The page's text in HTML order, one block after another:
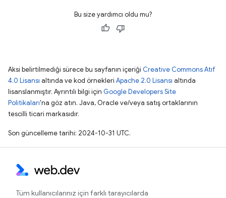
Bu size yardımcı oldu mu?
Aksi belirtilmediği sürece bu sayfanın içeriği Creative Commons Atıf
4.0 Lisansı altında ve kod örnekleri Apache 2.0 Lisansı altında
lisanslanmıştır. Ayrıntılı bilgi için Google Developers Site
Politikaları'na göz atın. Java, Oracle ve/veya satış ortaklarının
tescilli ticari markasıdır.
Son güncelleme tarihi: 2024-10-31 UTC.
Tüm kullanıcılarınız için farklı tarayıcılarda